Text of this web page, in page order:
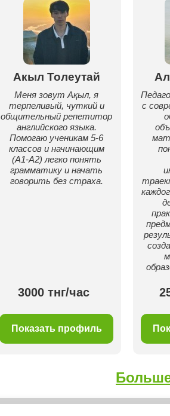
Акыл Толеутай
Меня зовут Ақыл, я
терпеливый, чуткий и
общительный репетитор
английского языка.
Помогаю ученикам 5-6
классов и начинающим
(A1-A2) легко понять
грамматику и начать
говорить без страха.
3000 тнг/час
Показать профиль
с